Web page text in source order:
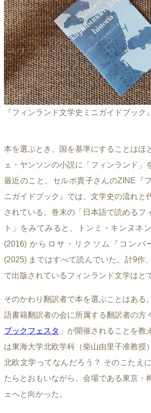
『フィンランド文学史ミニガイドブック』
本を選ぶとき、国を基準にすることはほ
ェ・ヤンソンの小説に「フィンランド」
最近のこと。セルボ貴子さんのZINE『
ニガイドブック』では、文学史の流れと
されている。巻末の「日本語で読めるフ
ト」をみてみると、トンミ・キンヌネ
(2016) からロサ・リクソム『コンパ
(2025) まではすべて読んでいた。計9作
で出版されているフィンランド文学はと
そのかわり翻訳者で本を選ぶことはある
語書籍翻訳者の会に所属する翻訳者の方
ブックフェスタ 」が開催されることを教
は東海大学北欧学科（柴山由里子准教授
北欧文学ってなんだろう？ そのこたえ
たらとおもいながら、会場である東京・
ェへと向かった。